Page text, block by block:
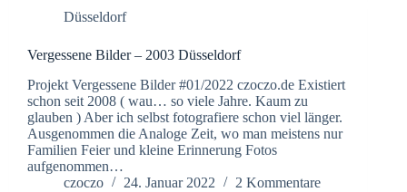
Düsseldorf
Vergessene Bilder – 2003 Düsseldorf
Projekt Vergessene Bilder #01/2022 czoczo.de Existiert
schon seit 2008 ( wau… so viele Jahre. Kaum zu
glauben ) Aber ich selbst fotografiere schon viel länger.
Ausgenommen die Analoge Zeit, wo man meistens nur
Familien Feier und kleine Erinnerung Fotos
aufgenommen…
czoczo
24. Januar 2022 2 Kommentare